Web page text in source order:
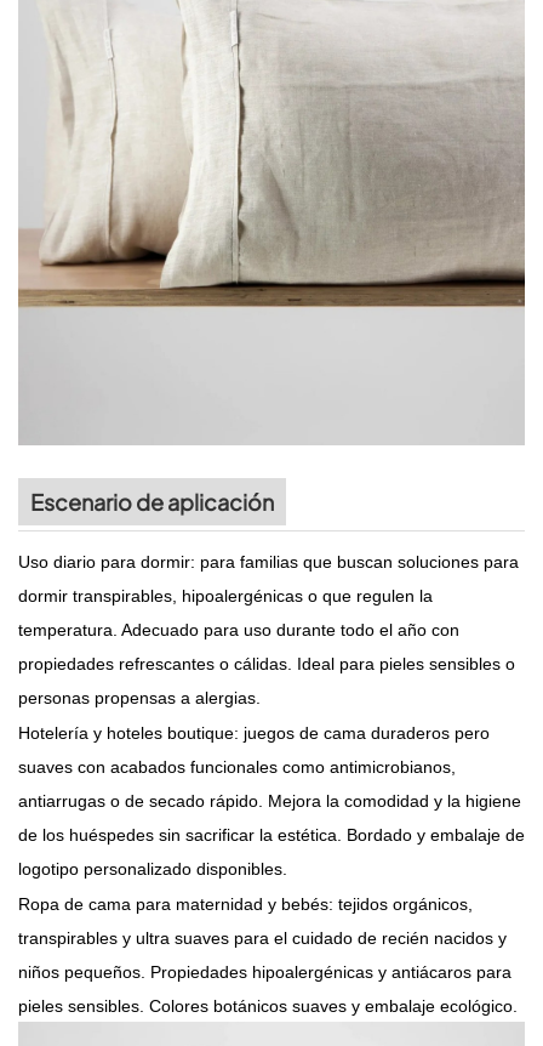
Escenario de aplicación
Uso diario para dormir: para familias que buscan soluciones para
dormir transpirables, hipoalergénicas o que regulen la
temperatura. Adecuado para uso durante todo el año con
propiedades refrescantes o cálidas. Ideal para pieles sensibles o
personas propensas a alergias.
Hotelería y hoteles boutique: juegos de cama duraderos pero
suaves con acabados funcionales como antimicrobianos,
antiarrugas o de secado rápido. Mejora la comodidad y la higiene
de los huéspedes sin sacrificar la estética. Bordado y embalaje de
logotipo personalizado disponibles.
Ropa de cama para maternidad y bebés: tejidos orgánicos,
transpirables y ultra suaves para el cuidado de recién nacidos y
niños pequeños. Propiedades hipoalergénicas y antiácaros para
pieles sensibles. Colores botánicos suaves y embalaje ecológico.